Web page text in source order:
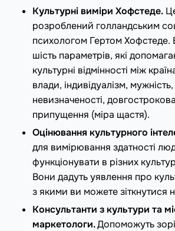
Культурні виміри Хофстеде.
розроблений голландським
психологом Гертом Хофстеде.
шість параметрів, які
культурні відмінності між
влади, індивідуалізм,
невизначеності,
припущення (міра щастя).
Оцінювання культурного
для вимірювання здатності
функціонувати в різних
Вони дадуть уявлення про
з якими ви можете зіткнутися
Консультанти з культури та
маркетологи.Допоможуть